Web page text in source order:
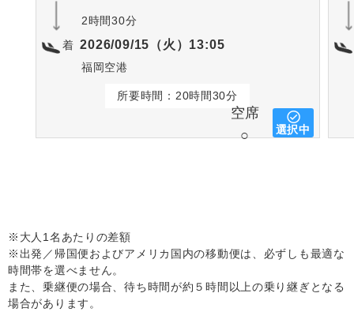
2時間30分
着 2026/09/15（火）13:05
福岡空港
所要時間：20時間30分
空席
○
選択中
※大人1名あたりの差額
※出発／帰国便およびアメリカ国内の移動便は、必ずしも最適な
時間帯を選べません。
また、乗継便の場合、待ち時間が約５時間以上の乗り継ぎとなる
場合があります。